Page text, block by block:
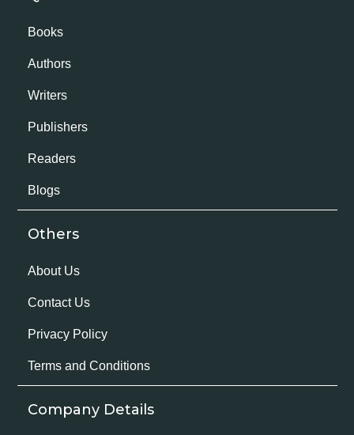
Books
Authors
Writers
Publishers
Readers
Blogs
Others
About Us
Contact Us
Privacy Policy
Terms and Conditions
Company Details